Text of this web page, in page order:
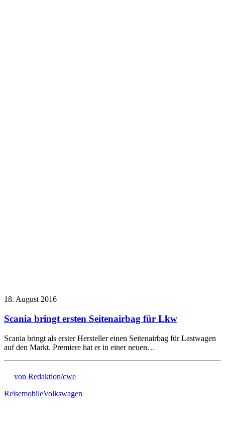
18. August 2016
Scania bringt ersten Seitenairbag für Lkw
Scania bringt als erster Hersteller einen Seitenairbag für Lastwagen
auf den Markt. Premiere hat er in einer neuen…
von Redaktion/cwe
ReisemobileVolkswagen